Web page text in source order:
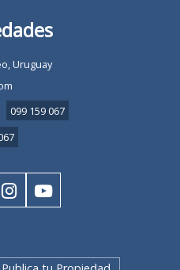
Uruguay
099 159 067